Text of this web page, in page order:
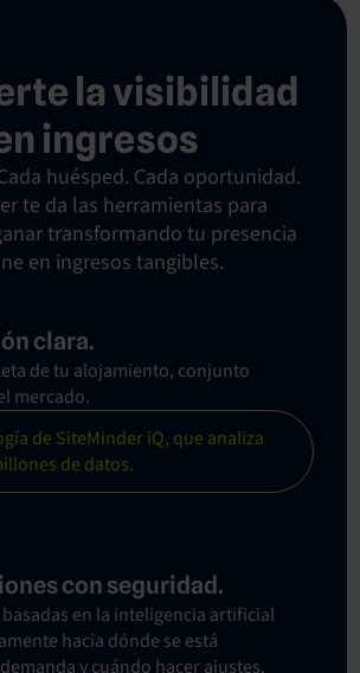
la visibilidad
ingresos
huésped. Cada oportunidad.
te da las herramientas para
transformando tu presencia
en ingresos tangibles.
clara.
de tu alojamiento, conjunto
mercado.
de SiteMinder iQ, que analiza
de datos.
con seguridad.
en la inteligencia artificial
hacia dónde se está
y cuándo hacer ajustes.